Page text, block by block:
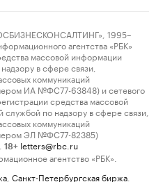
1995–
агентства «РБК»
массовой информации
в сфере связи,
коммуникаций
ИА №ФС77-63848) и сетевого
средства массовой
по надзору в сфере связи,
коммуникаций
ЭЛ №ФС77-82385)
18+ letters@rbc.ru
агентство «РБК».
Санкт-Петербургская биржа